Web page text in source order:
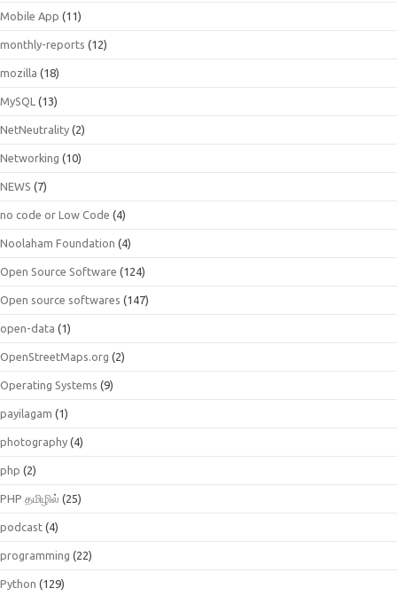
Mobile App (11)
monthly-reports (12)
mozilla (18)
MySQL (13)
NetNeutrality (2)
Networking (10)
NEWS (7)
no code or Low Code (4)
Noolaham Foundation (4)
Open Source Software (124)
Open source softwares (147)
open-data (1)
OpenStreetMaps.org (2)
Operating Systems (9)
payilagam (1)
photography (4)
php (2)
PHP தமிழில் (25)
podcast (4)
programming (22)
Python (129)